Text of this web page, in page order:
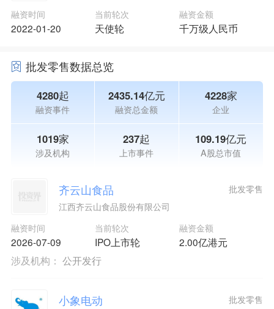
融资时间
2022-01-20
当前轮次
天使轮
融资金额
千万级人民币
批发零售数据总览
4280起
融资事件
2435.14亿元
融资总金额
4228家
企业
1019家
涉及机构
237起
上市事件
109.19亿元
A股总市值
齐云山食品
江西齐云山食品股份有限公司
融资时间
2026-07-09
当前轮次
IPO上市轮
融资金额
2.00亿港元
批发零售
涉及机构： 公开发行
小象电动 批发零售